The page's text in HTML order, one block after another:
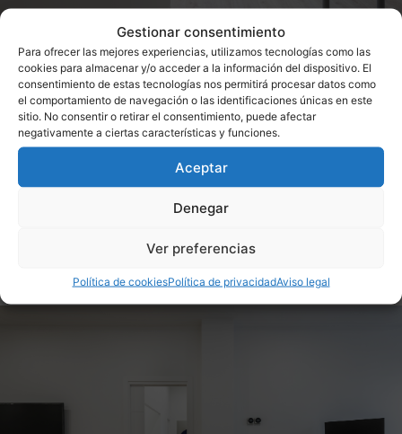
Gestionar consentimiento
Para ofrecer las mejores experiencias, utilizamos tecnologías como las
cookies para almacenar y/o acceder a la información del dispositivo. El
consentimiento de estas tecnologías nos permitirá procesar datos como
el comportamiento de navegación o las identificaciones únicas en este
sitio. No consentir o retirar el consentimiento, puede afectar
negativamente a ciertas características y funciones.
Aceptar
Denegar
Ver preferencias
Política de cookiesPolítica de privacidadAviso legal